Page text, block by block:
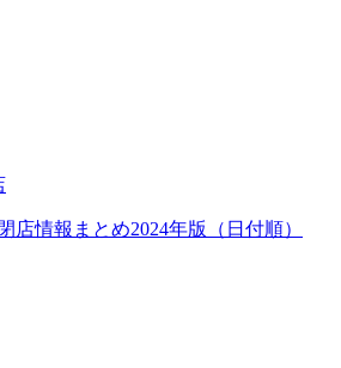
店情報まとめ2024年版（日付順）